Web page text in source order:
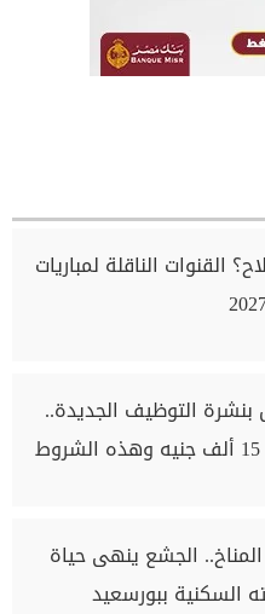
القنوات الناقلة لمباريات
بنشرة التوظيف الجديدة..
رواتب تصل إلى 15 ألف جنيه وهذه الشروط
الجشع ينهى حياة
ببورسعيد